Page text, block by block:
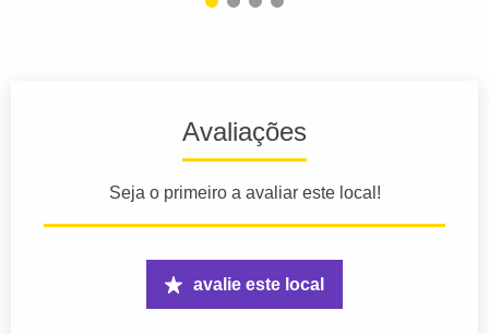
Avaliações
Seja o primeiro a avaliar este local!
avalie este local